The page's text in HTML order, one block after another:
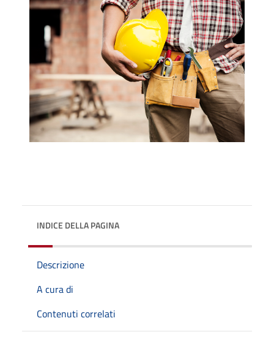
INDICE DELLA PAGINA
Descrizione
A cura di
Contenuti correlati